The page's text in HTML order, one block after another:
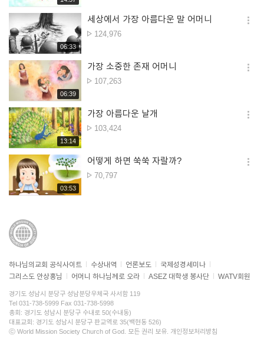
재생시간
06:33
세상에서 가장 아름다운 말 어머니
조회수
124,976
옵션
재생시간
06:39
가장 소중한 존재 어머니
조회수
107,263
옵션
재생시간
13:14
가장 아름다운 날개
조회수
103,424
옵션
재생시간
03:53
어떻게 하면 쑥쑥 자랄까?
조회수
70,797
옵션
하나님의교회 공식사이트 수상내역 언론보도
국제성경세미나
그리스도 안상홍님
어머니 하나님께로 오라 ASEZ 대학생 봉사단 WATV회원
경기도 성남시 분당구 성남분당우체국 사서함 119
Tel 031-738-5999 Fax 031-738-5998
총회: 경기도 성남시 분당구 수내로 50(수내동)
대표교회: 경기도 성남시 분당구 판교역로 35(백현동 526)
ⓒ World Mission Society Church of God. 모든 권리 보유. 개인정보처리방침